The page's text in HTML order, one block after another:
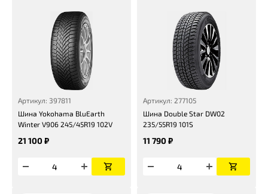
Артикул: 397811
Шина Yokohama BluEarth
Winter V906 245/45R19 102V
21 100 ₽
Артикул: 277105
Шина Double Star DW02
235/55R19 101S
11 790 ₽